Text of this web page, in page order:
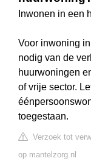
Inwonen in een
Voor inwoning
nodig van de
huurwoningen
of vrije sector.
toegestaan.
Verzoek tot
op mantelzorg.nl